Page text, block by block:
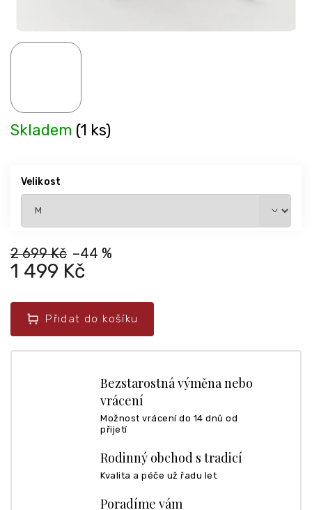
2 699 Kč –44 %
1 499 Kč
Skladem (1 ks)
Velikost
Přidat do košíku
Bezstarostná výměna nebo
vrácení
Možnost vrácení do 14 dnů od
přijetí
Rodinný obchod s tradicí
Kvalita a péče už řadu let
Poradíme vám